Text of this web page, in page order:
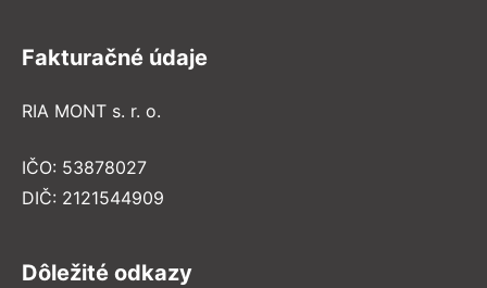
Fakturačné údaje
RIA MONT s. r. o.
IČO: 53878027
DIČ: 2121544909
Dôležité odkazy